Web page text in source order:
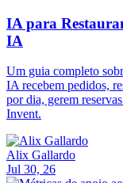
IA para
IA
Um guia completo
IA recebem pedidos,
por dia, gerem
Invent.
Alix Gallardo
Jul 30, 26